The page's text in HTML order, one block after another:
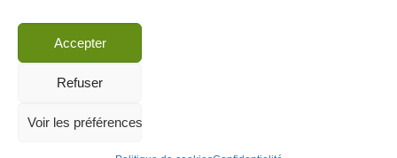
Accepter
Refuser
Voir les préférences
Valider
© 2026 | BDS France | Boycott Désinvestissement Sanctions, la réponse